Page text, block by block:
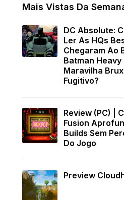
Mais Vistas Da
DC Absolute:
Ler As HQs
Chegaram Ao
Batman
Maravilha
Fugitivo?
Review (PC) |
Fusion
Builds Sem
Do Jogo
Preview